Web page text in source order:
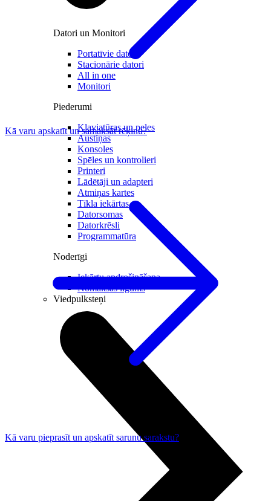
Datori un Monitori
Portatīvie datori
Stacionārie datori
All in one
Monitori
Piederumi
Klaviatūras un peles
Austiņas
Konsoles
Spēles un kontrolieri
Printeri
Lādētāji un adapteri
Atmiņas kartes
Tīkla iekārtas
Datorsomas
Datorkrēsli
Programmatūra
Noderīgi
Iekārtu apdrošināšana
Nomaksas līgums
Viedpulksteņi
Kā varu apskatīt un samaksāt rēķinu?
Kā varu pieprasīt un apskatīt sarunu sarakstu?